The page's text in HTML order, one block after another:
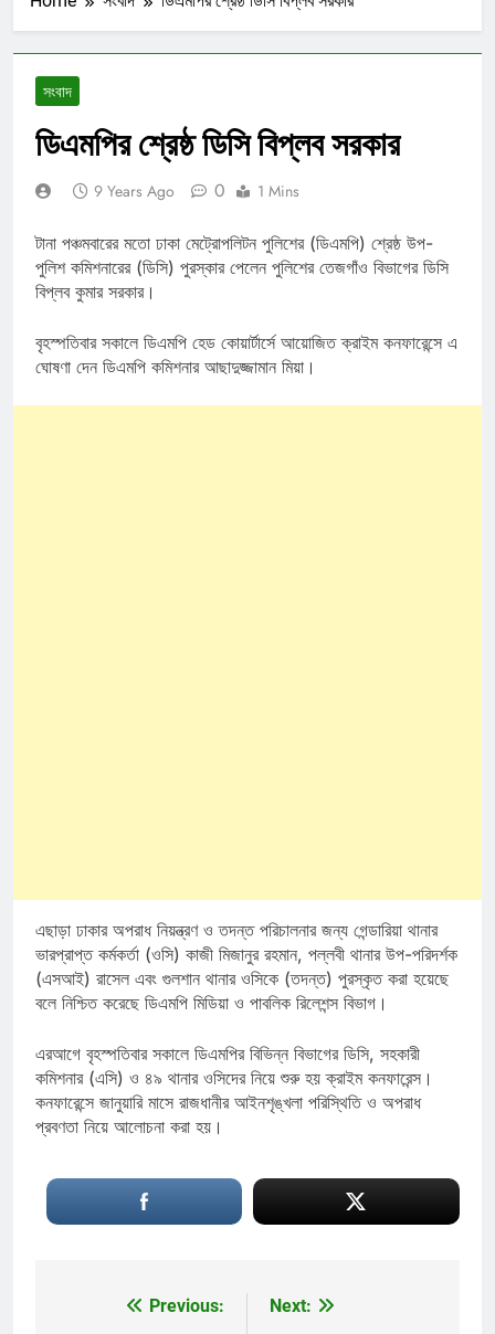
সংবাদ
ডিএমপির শ্রেষ্ঠ ডিসি বিপ্লব সরকার
9 Years Ago 0 1 Mins
টানা পঞ্চমবারের মতো ঢাকা মেট্রোপলিটন পুলিশের (ডিএমপি) শ্রেষ্ঠ উপ-
পুলিশ কমিশনারের (ডিসি) পুরস্কার পেলেন পুলিশের তেজগাঁও বিভাগের ডিসি
বিপ্লব কুমার সরকার।
বৃহস্পতিবার সকালে ডিএমপি হেড কোয়ার্টার্সে আয়োজিত ক্রাইম কনফারেন্সে এ
ঘোষণা দেন ডিএমপি কমিশনার আছাদুজ্জামান মিয়া।
এছাড়া ঢাকার অপরাধ নিয়ন্ত্রণ ও তদন্ত পরিচালনার জন্য গেন্ডারিয়া থানার
ভারপ্রাপ্ত কর্মকর্তা (ওসি) কাজী মিজানুর রহমান, পল্লবী থানার উপ-পরিদর্শক
(এসআই) রাসেল এবং গুলশান থানার ওসিকে (তদন্ত) পুরস্কৃত করা হয়েছে
বলে নিশ্চিত করেছে ডিএমপি মিডিয়া ও পাবলিক রিলেশন্স বিভাগ।
এরআগে বৃহস্পতিবার সকালে ডিএমপির বিভিন্ন বিভাগের ডিসি, সহকারী
কমিশনার (এসি) ও ৪৯ থানার ওসিদের নিয়ে শুরু হয় ক্রাইম কনফারেন্স।
কনফারেন্সে জানুয়ারি মাসে রাজধানীর আইনশৃঙ্খলা পরিস্থিতি ও অপরাধ
প্রবণতা নিয়ে আলোচনা করা হয়।
Previous:
Next: